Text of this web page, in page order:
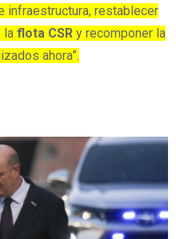
infraestructura, restablecer
la flota CSR y recomponer la
ahora”.